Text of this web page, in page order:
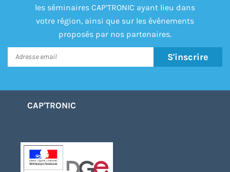
les séminaires CAP’TRONIC ayant lieu dans
votre région, ainsi que sur les événements
proposés par nos partenaires.
S'inscrire
CAP'TRONIC